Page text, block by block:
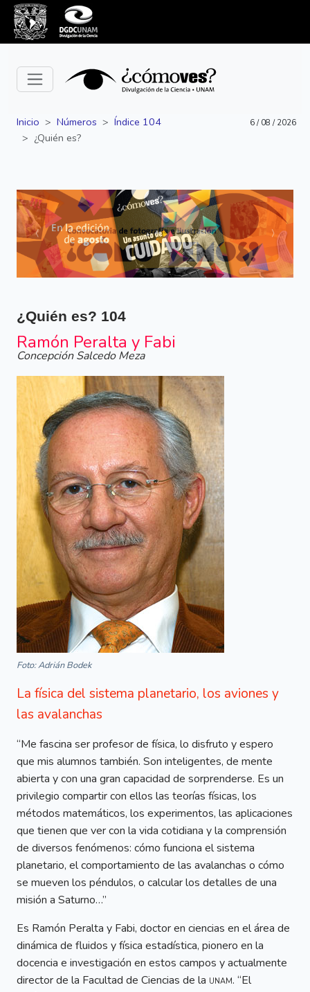
Inicio Números
Índice 104
¿Quién es?
6 / 08 / 2026
Siguiente Anterior
¿Quién es? 104
Ramón Peralta y Fabi
Concepción Salcedo Meza
Foto: Adrián Bodek
La física del sistema planetario, los aviones y
las avalanchas
“Me fascina ser profesor de física, lo disfruto y espero
que mis alumnos también. Son inteligentes, de mente
abierta y con una gran capacidad de sorprenderse. Es un
privilegio compartir con ellos las teorías físicas, los
métodos matemáticos, los experimentos, las aplicaciones
que tienen que ver con la vida cotidiana y la comprensión
de diversos fenómenos: cómo funciona el sistema
planetario, el comportamiento de las avalanchas o cómo
se mueven los péndulos, o calcular los detalles de una
misión a Saturno…”
Es Ramón Peralta y Fabi, doctor en ciencias en el área de
dinámica de fluidos y física estadística, pionero en la
docencia e investigación en estos campos y actualmente
director de la Facultad de Ciencias de la unam. “El